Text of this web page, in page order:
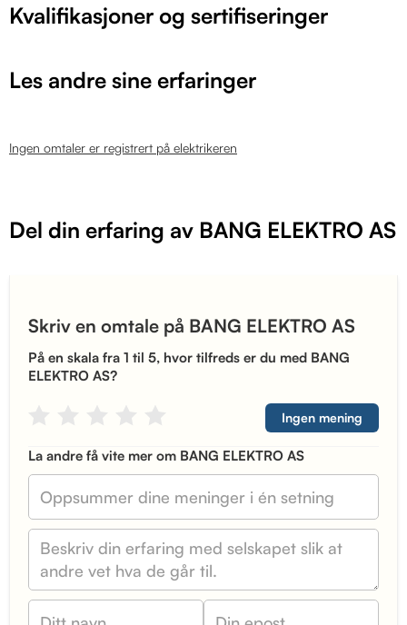
Kvalifikasjoner og sertifiseringer
Les andre sine erfaringer
Ingen omtaler er registrert på elektrikeren
Del din erfaring av BANG ELEKTRO AS
Skriv en omtale på BANG ELEKTRO AS
På en skala fra 1 til 5, hvor tilfreds er du med BANG
ELEKTRO AS?
Ingen mening
La andre få vite mer om BANG ELEKTRO AS